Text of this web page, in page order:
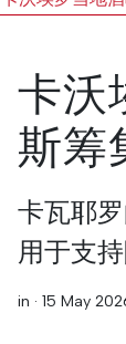
卡沃
斯筹
卡瓦耶
用于支
in ·15 May